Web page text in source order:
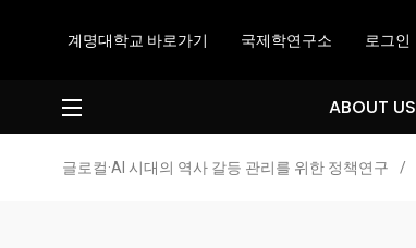
계명대학교 바로가기 국제학연구소 로그인
ABOUT US
글로컬·AI 시대의 역사 갈등 관리를 위한 정책연구 /